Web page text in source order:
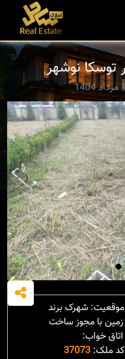
موقعیت: شهرک برند
زمین با مجوز ساخت
اتاق خواب:
کد ملک: 37073